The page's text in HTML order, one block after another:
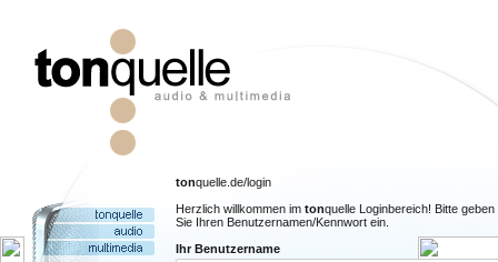
tonquelle.de/login
Herzlich willkommen im tonquelle Loginbereich! Bitte geben
Sie Ihren Benutzernamen/Kennwort ein.
Ihr Benutzername